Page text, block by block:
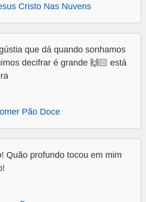
Cristo Nas Nuvens
que dá quando sonhamos
decifrar é grande 🙌🏻 está
Pão Doce
Quão profundo tocou em mim